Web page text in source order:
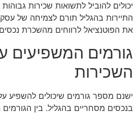
יכולים להוביל לתשואות שכירות
התיירות בהגליל תורם לצמיחה של
את הפוטנציאל לרווחים מהשכרת
גורמים המשפיעים
השכירות
ישנם מספר גורמים שיכולים להשפיע
בנכסים מסחריים בהגליל. בין